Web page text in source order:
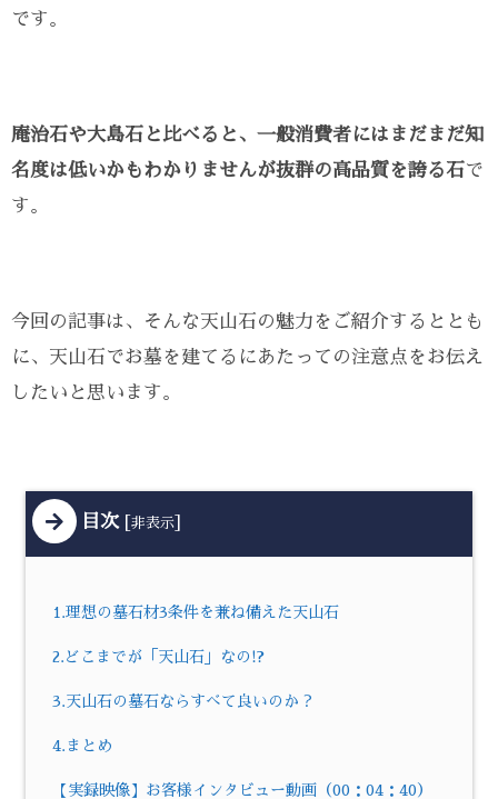
です。
庵治石や大島石と比べると、一般消費者にはまだまだ知
名度は低いかもわかりませんが抜群の高品質を誇る石で
す。
今回の記事は、そんな天山石の魅力をご紹介するととも
に、天山石でお墓を建てるにあたっての注意点をお伝え
したいと思います。
目次 非表示
1.理想の墓石材3条件を兼ね備えた天山石
2.どこまでが「天山石」なの!?
3.天山石の墓石ならすべて良いのか？
4.まとめ
【実録映像】お客様インタビュー動画（00：04：40）